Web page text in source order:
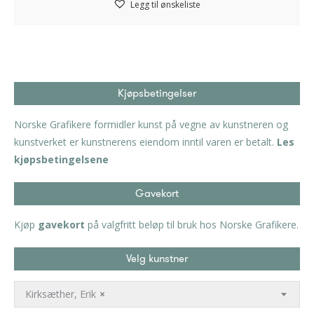
Legg til ønskeliste
Kjøpsbetingelser
Norske Grafikere formidler kunst på vegne av kunstneren og
kunstverket er kunstnerens eiendom inntil varen er betalt. Les
kjøpsbetingelsene
Gavekort
Kjøp gavekort på valgfritt beløp til bruk hos Norske Grafikere.
Velg kunstner
×
Kirksæther, Erik